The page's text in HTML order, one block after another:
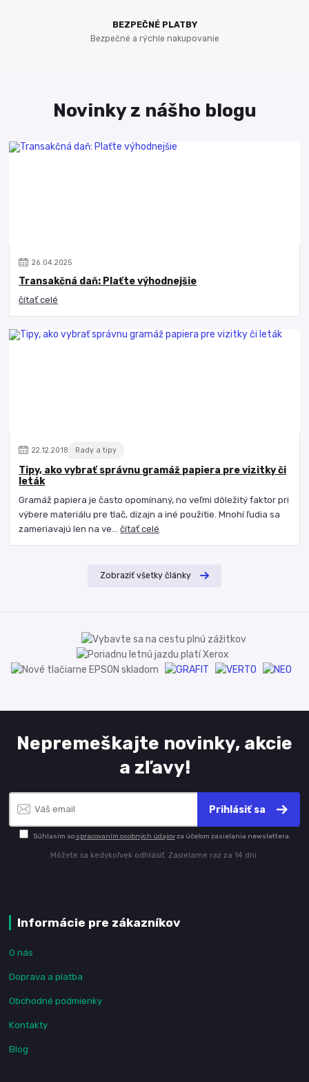
BEZPEČNÉ PLATBY
Bezpečné a rýchle nakupovanie
Novinky z nášho blogu
26.04.2025
Transakčná daň: Plaťte výhodnejšie
čítať celé
22.12.2018 Rady a tipy
Tipy, ako vybrať správnu gramáž papiera pre vizitky či
leták
Gramáž papiera je často opomínaný, no veľmi dôležitý faktor pri
výbere materiálu pre tlač, dizajn a iné použitie. Mnohí ľudia sa
zameriavajú len na ve...čítať celé
Zobraziť všetky články
Nepremeškajte novinky, akcie
a zľavy!
Prihlásiť sa
Súhlasím so spracovaním osobných údajovza účelom zasielania newslettera.
Môžete sa kedykoľvek odhlásiť. Zasielame raz za 14 dní.
Informácie pre zákazníkov
O nás
Doprava a platba
Obchodné podmienky
Kontakty
Blog